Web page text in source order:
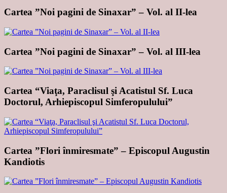
Cartea ”Noi pagini de Sinaxar” – Vol. al II-lea
Cartea ”Noi pagini de Sinaxar” – Vol. al III-lea
Cartea “Viaţa, Paraclisul şi Acatistul Sf. Luca
Doctorul, Arhiepiscopul Simferopulului”
Cartea ”Flori înmiresmate” – Episcopul Augustin
Kandiotis